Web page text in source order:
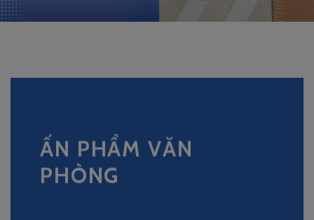
ẤN PHẨMVĂN
PHÒNG